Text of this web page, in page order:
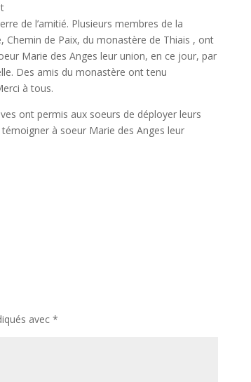
de l’amitié. Plusieurs membres de la
Chemin de Paix, du monastère de Thiais , ont
Marie des Anges leur union, en ce jour, par
Des amis du monastère ont tenu
à tous.
ont permis aux soeurs de déployer leurs
à soeur Marie des Anges leur
avec*